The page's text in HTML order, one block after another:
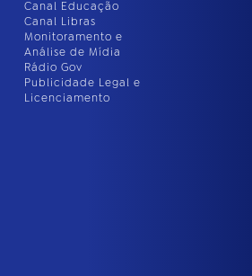
Canal Educação
Canal Libras
Monitoramento e
Análise de Mídia
Rádio Gov
Publicidade Legal e
Licenciamento